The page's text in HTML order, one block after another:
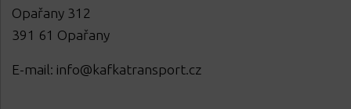
Opařany 312
391 61 Opařany
E-mail: info@kafkatransport.cz